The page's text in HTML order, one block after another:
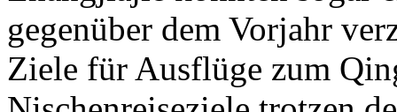
gegenüber dem Vorjahr
Ziele für Ausflüge zum